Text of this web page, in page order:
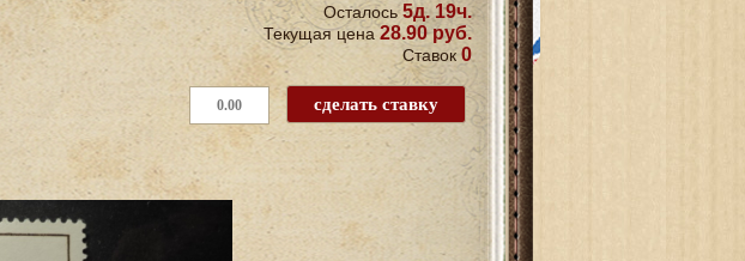
Осталось5д. 19ч.
Текущая цена 28.90 руб.
Ставок 0